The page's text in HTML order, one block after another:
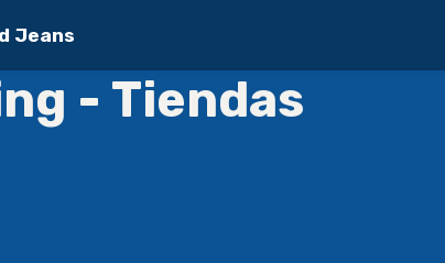
Jeans
- Tiendas